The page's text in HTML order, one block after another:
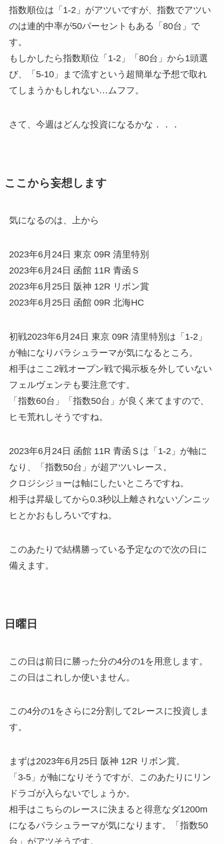
指数順位は「1-2」がアツいですが、指数でアツい
のは連的中率が50パーセントもある「80台」で
す。
もしかしたら指数順位「1-2」「80台」から1頭選
び、「5-10」まで流すという超簡単な予想で取れ
てしまうかもしれない…ムフフ。
さて、今週はどんな投資になるかな．．．
ここから妄想します
気になるのは、上から
2023年6月24日 東京 09R 清里特別
2023年6月24日 函館 11R 青函Ｓ
2023年6月25日 阪神 12R リボン賞
2023年6月25日 函館 09R 北海HC
初戦2023年6月24日 東京 09R 清里特別は「1-2」
が軸になりパラシュラーマが気になるところ。
相手はここ2戦オープン戦で掲示板を外していない
フェルヴェンテも要注意です。
「指数60台」「指数50台」が良く来てますので、
ヒモ荒れしそうですね。
2023年6月24日 函館 11R 青函Ｓは「1-2」が軸に
なり、「指数50台」が超アツいレース。
クロジシジョーは軸にしたいところですね。
相手は昇級してから0.3秒以上離されないゾンニッ
ヒとかおもしろいですね。
このあたりで結構勝っている予定なので次の日に
備えます。
日曜日
この日は前日に勝った分の4分の1を用意します。
この日はこれしか使いません。
この4分の1をさらに2分割して2レースに投資しま
す。
まずは2023年6月25日 阪神 12R リボン賞。
「3-5」が軸になりそうですが、このあたりにリン
ドラゴが入らないでしょうか。
相手はこちらのレースに決まると得意なダ1200m
になるパラシュラーマが気になります。「指数50
台」がアツそうです。